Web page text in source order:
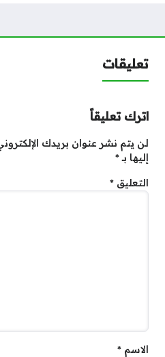
تعليقات
اترك تعليقاً
لن يتم نشر عنوان بريدك
إليها بـ*
التعليق *
الاسم *